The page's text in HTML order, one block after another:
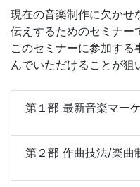
現在の音楽制作に欠かせ
伝えするためのセミナー
このセミナーに参加す
んでいただけることが狙
第１部 最新音楽マー
第２部 作曲技法/楽曲